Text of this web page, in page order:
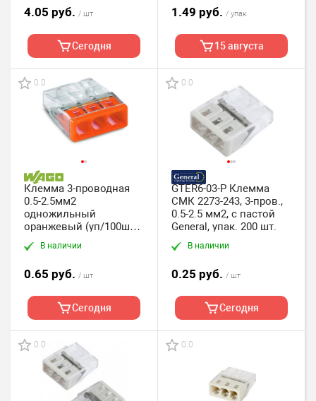
4.05 руб. / шт
Сегодня
1.49 руб. / упак
15 августа
0.0
Клемма 3-проводная
0.5-2.5мм2
одножильный
оранжевый (уп/100шт) |
2273-203 | WAGO
В наличии
0.65 руб. / шт
Сегодня
0.0
GTER6-03-P Клемма
СМК 2273-243, 3-пров.,
0.5-2.5 мм2, с пастой
General, упак. 200 шт.
В наличии
0.25 руб. / шт
Сегодня
0.0 0.0